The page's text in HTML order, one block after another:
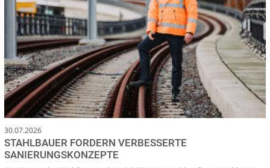
30.07.2026
STAHLBAUER FORDERN VERBESSERTE
SANIERUNGSKONZEPTE